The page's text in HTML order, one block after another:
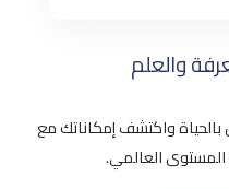
والعلم
بالحياة واكتشف إمكاناتك مع
المستوى العالمي.